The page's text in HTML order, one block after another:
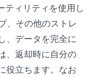
ティリティを使用し
、その他のストレ
、データを完全に
、返却時に自分の
役立ちます。なお